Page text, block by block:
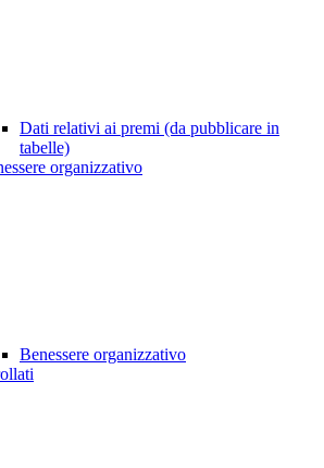
Dati relativi ai premi (da pubblicare in
tabelle)
organizzativo
Benessere organizzativo